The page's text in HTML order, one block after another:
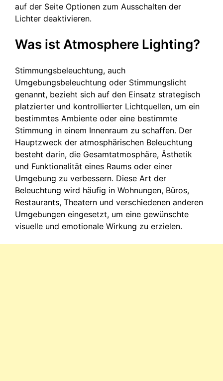
auf der Seite Optionen zum Ausschalten der
Lichter deaktivieren.
Was ist Atmosphere Lighting?
Stimmungsbeleuchtung, auch
Umgebungsbeleuchtung oder Stimmungslicht
genannt, bezieht sich auf den Einsatz strategisch
platzierter und kontrollierter Lichtquellen, um ein
bestimmtes Ambiente oder eine bestimmte
Stimmung in einem Innenraum zu schaffen. Der
Hauptzweck der atmosphärischen Beleuchtung
besteht darin, die Gesamtatmosphäre, Ästhetik
und Funktionalität eines Raums oder einer
Umgebung zu verbessern. Diese Art der
Beleuchtung wird häufig in Wohnungen, Büros,
Restaurants, Theatern und verschiedenen anderen
Umgebungen eingesetzt, um eine gewünschte
visuelle und emotionale Wirkung zu erzielen.